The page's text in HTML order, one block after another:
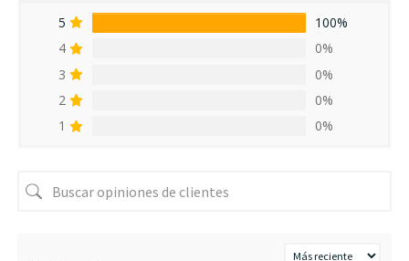
5
100%
4
0%
3
0%
2
0%
1
0%